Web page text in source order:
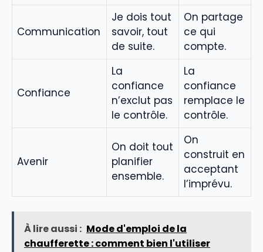
Communication
Je dois tout
savoir, tout
de suite.
On partage
ce qui
compte.
Confiance
La
confiance
n’exclut pas
le contrôle.
La
confiance
remplace le
contrôle.
Avenir
On doit tout
planifier
ensemble.
On
construit en
acceptant
l’imprévu.
À lire aussi : Mode d'emploi de la
chaufferette : comment bien l'utiliser